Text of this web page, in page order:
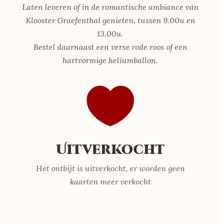
Laten leveren of in de romantische ambiance van
Klooster Graefenthal genieten, tussen 9.00u en
13.00u.
Bestel daarnaast een verse rode roos of een
hartvormige heliumballon.

Uitverkocht
Het ontbijt is uitverkocht, er worden geen
kaarten meer verkocht